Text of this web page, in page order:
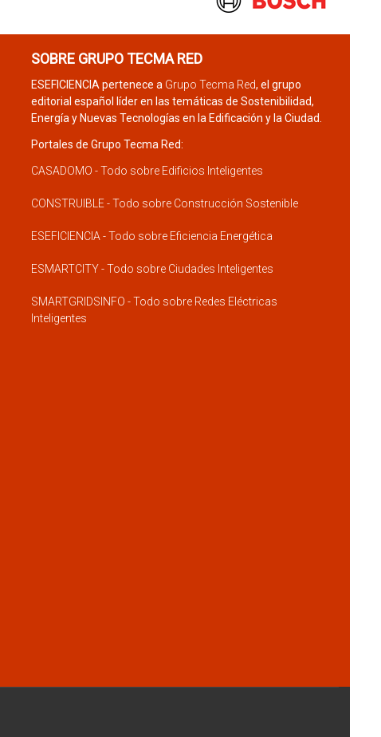
SOBRE GRUPO TECMA RED
ESEFICIENCIA pertenece a Grupo Tecma Red, el grupo
editorial español líder en las temáticas de Sostenibilidad,
Energía y Nuevas Tecnologías en la Edificación y la Ciudad.
Portales de Grupo Tecma Red:
CASADOMO - Todo sobre Edificios Inteligentes
CONSTRUIBLE - Todo sobre Construcción Sostenible
ESEFICIENCIA - Todo sobre Eficiencia Energética
ESMARTCITY - Todo sobre Ciudades Inteligentes
SMARTGRIDSINFO - Todo sobre Redes Eléctricas
Inteligentes